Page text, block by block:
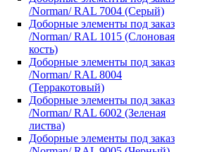
/Norman/ RAL 7004 (Серый)
Доборные элементы под заказ
/Norman/ RAL 1015 (Слоновая
кость)
Доборные элементы под заказ
/Norman/ RAL 8004
(Терракотовый)
Доборные элементы под заказ
/Norman/ RAL 6002 (Зеленая
листва)
Доборные элементы под заказ